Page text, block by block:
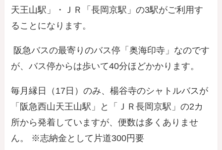
天王山駅」・ＪＲ「長岡京駅」の3駅がご利用す
ることになります。
阪急バスの最寄りのバス停「奥海印寺」 なのです
が、バス停からは歩いて40分ほどかかります。
毎月縁日（17日）のみ、楊谷寺のシャトルバス が
「阪急西山天王山駅」と「ＪＲ長岡京駅」の2カ
所から発着していますが、便数は多くありませ
ん。 ※志納金として片道300円要